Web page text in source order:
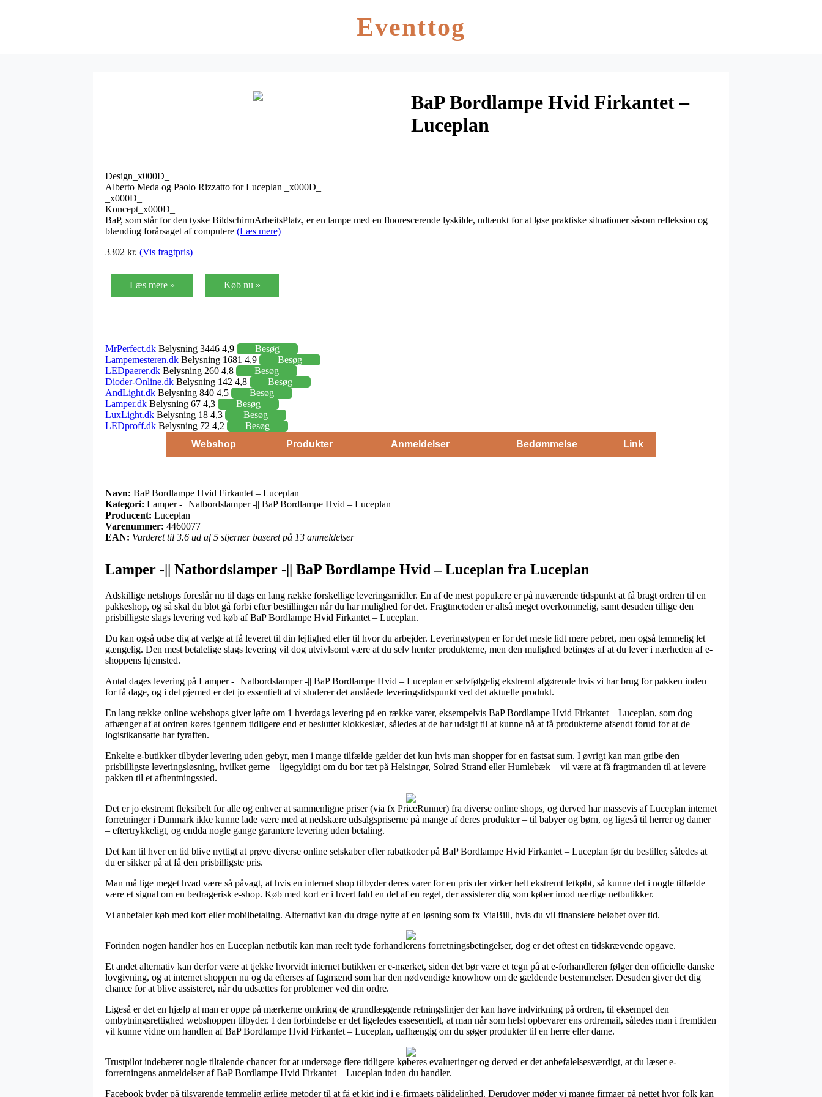
Eventtog
BaP Bordlampe Hvid Firkantet –
Luceplan
Design_x000D_
Alberto Meda og Paolo Rizzatto for Luceplan _x000D_
_x000D_
Koncept_x000D_
BaP, som står for den tyske BildschirmArbeitsPlatz, er en lampe med en fluorescerende lyskilde, udtænkt for at løse praktiske situationer såsom refleksion og
blænding forårsaget af computere (Læs mere)
3302 kr. (Vis fragtpris)
Læs mere » Køb nu »
MrPerfect.dk Belysning 3446 4,9
Besøg
Lampemesteren.dk Belysning 1681 4,9
Besøg
LEDpaerer.dk Belysning 260 4,8
Besøg
Dioder-Online.dk Belysning 142 4,8
Besøg
AndLight.dk Belysning 840 4,5
Besøg
Lamper.dk Belysning 67 4,3
Besøg
LuxLight.dk Belysning 18 4,3
Besøg
LEDproff.dk Belysning 72 4,2
Besøg
Webshop
Produkter Anmeldelser Bedømmelse Link
Navn: BaP Bordlampe Hvid Firkantet – Luceplan
Kategori: Lamper -|| Natbordslamper -|| BaP Bordlampe Hvid – Luceplan
Producent: Luceplan
Varenummer: 4460077
EAN: Vurderet til 3.6 ud af 5 stjerner baseret på 13 anmeldelser
Lamper -|| Natbordslamper -|| BaP Bordlampe Hvid – Luceplan fra Luceplan
Adskillige netshops foreslår nu til dags en lang række forskellige leveringsmidler. En af de mest populære er på nuværende tidspunkt at få bragt ordren til en
pakkeshop, og så skal du blot gå forbi efter bestillingen når du har mulighed for det. Fragtmetoden er altså meget overkommelig, samt desuden tillige den
prisbilligste slags levering ved køb af BaP Bordlampe Hvid Firkantet – Luceplan.
Du kan også udse dig at vælge at få leveret til din lejlighed eller til hvor du arbejder. Leveringstypen er for det meste lidt mere pebret, men også temmelig let
gængelig. Den mest betalelige slags levering vil dog utvivlsomt være at du selv henter produkterne, men den mulighed betinges af at du lever i nærheden af e-
shoppens hjemsted.
Antal dages levering på Lamper -|| Natbordslamper -|| BaP Bordlampe Hvid – Luceplan er selvfølgelig ekstremt afgørende hvis vi har brug for pakken inden
for få dage, og i det øjemed er det jo essentielt at vi studerer det anslåede leveringstidspunkt ved det aktuelle produkt.
En lang række online webshops giver løfte om 1 hverdags levering på en række varer, eksempelvis BaP Bordlampe Hvid Firkantet – Luceplan, som dog
afhænger af at ordren køres igennem tidligere end et besluttet klokkeslæt, således at de har udsigt til at kunne nå at få produkterne afsendt forud for at de
logistikansatte har fyraften.
Enkelte e-butikker tilbyder levering uden gebyr, men i mange tilfælde gælder det kun hvis man shopper for en fastsat sum. I øvrigt kan man gribe den
prisbilligste leveringsløsning, hvilket gerne – ligegyldigt om du bor tæt på Helsingør, Solrød Strand eller Humlebæk – vil være at få fragtmanden til at levere
pakken til et afhentningssted.
Det er jo ekstremt fleksibelt for alle og enhver at sammenligne priser (via fx PriceRunner) fra diverse online shops, og derved har massevis af Luceplan internet
forretninger i Danmark ikke kunne lade være med at nedskære udsalgspriserne på mange af deres produkter – til babyer og børn, og ligeså til herrer og damer
– eftertrykkeligt, og endda nogle gange garantere levering uden betaling.
Det kan til hver en tid blive nyttigt at prøve diverse online selskaber efter rabatkoder på BaP Bordlampe Hvid Firkantet – Luceplan før du bestiller, således at
du er sikker på at få den prisbilligste pris.
Man må lige meget hvad være så påvagt, at hvis en internet shop tilbyder deres varer for en pris der virker helt ekstremt letkøbt, så kunne det i nogle tilfælde
være et signal om en bedragerisk e-shop. Køb med kort er i hvert fald en del af en regel, der assisterer dig som køber imod uærlige netbutikker.
Vi anbefaler køb med kort eller mobilbetaling. Alternativt kan du drage nytte af en løsning som fx ViaBill, hvis du vil finansiere beløbet over tid.
Forinden nogen handler hos en Luceplan netbutik kan man reelt tyde forhandlerens forretningsbetingelser, dog er det oftest en tidskrævende opgave.
Et andet alternativ kan derfor være at tjekke hvorvidt internet butikken er e-mærket, siden det bør være et tegn på at e-forhandleren følger den officielle danske
lovgivning, og at internet shoppen nu og da efterses af fagmænd som har den nødvendige knowhow om de gældende bestemmelser. Desuden giver det dig
chance for at blive assisteret, når du udsættes for problemer ved din ordre.
Ligeså er det en hjælp at man er oppe på mærkerne omkring de grundlæggende retningslinjer der kan have indvirkning på ordren, til eksempel den
ombytningsrettighed webshoppen tilbyder. I den forbindelse er det ligeledes essesentielt, at man når som helst opbevarer ens ordremail, således man i fremtiden
vil kunne vidne om handlen af BaP Bordlampe Hvid Firkantet – Luceplan, uafhængig om du søger produkter til en herre eller dame.
Trustpilot indebærer nogle tiltalende chancer for at undersøge flere tidligere køberes evalueringer og derved er det anbefalelsesværdigt, at du læser e-
forretningens anmeldelser af BaP Bordlampe Hvid Firkantet – Luceplan inden du handler.
Facebook byder på tilsvarende temmelig ærlige metoder til at få et kig ind i e-firmaets pålidelighed. Derudover møder vi mange firmaer på nettet hvor folk kan